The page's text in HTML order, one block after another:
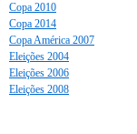
Copa 2010
Copa 2014
Copa América 2007
Eleições 2004
Eleições 2006
Eleições 2008